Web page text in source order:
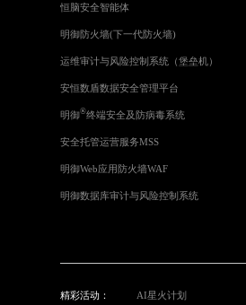
恒脑安全智能体
明御防火墙(下一代防火墙)
运维审计与风险控制系统（堡垒机）
安恒数盾数据安全管理平台
明御®终端安全及防病毒系统
安全托管运营服务MSS
明御Web应用防火墙WAF
明御数据库审计与风险控制系统
精彩活动： AI星火计划